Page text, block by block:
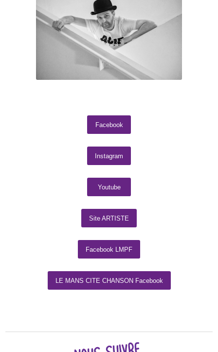
Facebook
Instagram
Youtube
Site ARTISTE
Facebook LMPF
LE MANS CITE CHANSON Facebook